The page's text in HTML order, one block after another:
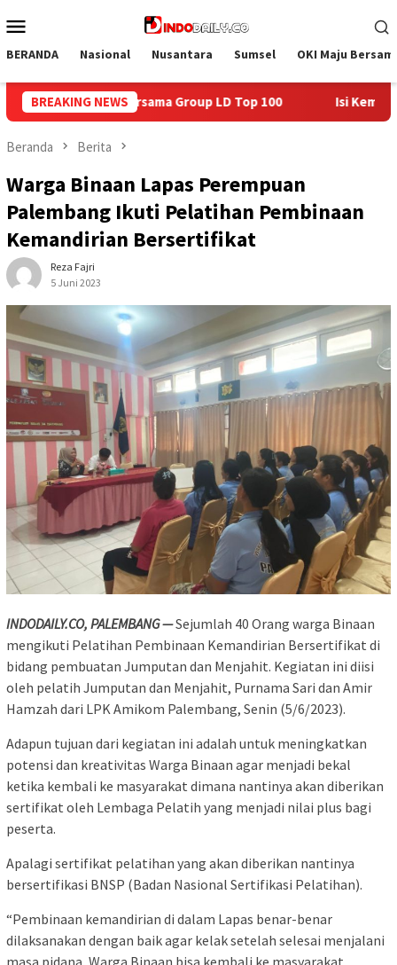
ke
Mobile
BERANDA Nasional Nusantara Sumsel OKI Maju
BREAKING NEWS
100 Isi Kemerdekaan dengan Kepedulian, Lapas
Beranda Berita
Warga Binaan Lapas Perempuan
Palembang Ikuti Pelatihan Pembinaan
Kemandirian Bersertifikat
Reza Fajri
5 Juni 2023
INDODAILY.CO, PALEMBANG —Sejumlah 40 Orang warga Binaan
mengikuti Pelatihan Pembinaan Kemandirian Bersertifikat di
bidang pembuatan Jumputan dan Menjahit. Kegiatan ini diisi
oleh pelatih Jumputan dan Menjahit, Purnama Sari dan Amir
Hamzah dari LPK Amikom Palembang, Senin (5/6/2023).
Adapun tujuan dari kegiatan ini adalah untuk meningkatkan
potensi dan kreativitas Warga Binaan agar menjadi bekal
ketika kembali ke masyarakat dimana nantinya akan diberikan
sertifikat oleh Lembaga Pelatih yang menjadi nilai plus bagi
peserta.
Apalagi sertifikat pelatihan yang akan diberikan nantinya
bersertifikasi BNSP (Badan Nasional Sertifikasi Pelatihan).
“Pembinaan kemandirian di dalam Lapas benar-benar
dilaksanakan dengan baik agar kelak setelah selesai menjalani
masa pidana, Warga Binaan bisa kembali ke masyarakat